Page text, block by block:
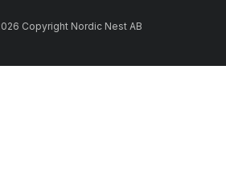
Copyright Nordic Nest AB